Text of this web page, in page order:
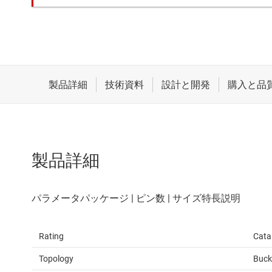
製品詳細
Rating
Topology Buck